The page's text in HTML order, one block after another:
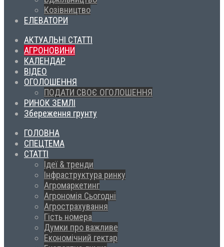
Козівництво
ЕЛЕВАТОРИ
АКТУАЛЬНІ СТАТТІ
АГРОНОВИНИ
КАЛЕНДАР
ВІДЕО
ОГОЛОШЕННЯ
ПОДАТИ СВОЄ ОГОЛОШЕННЯ
РИНОК ЗЕМЛІ
Збереження грунту
ГОЛОВНА
СПЕЦТЕМА
СТАТТІ
Ідеї & тренди
Інфраструктура ринку
Агромаркетинг
Агрономія Сьогодні
Агрострахування
Гість номера
Думки про важливе
Економічний гектар